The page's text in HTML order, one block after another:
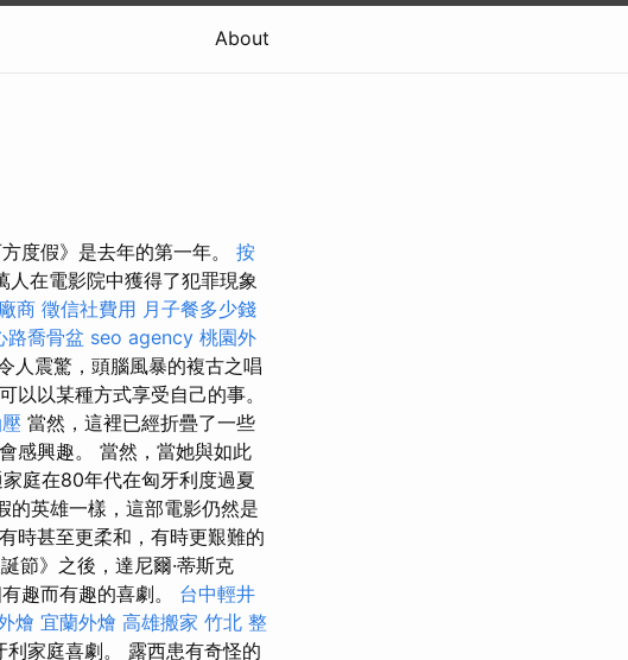
About
度假》是去年的第一年。 按
在電影院中獲得了犯罪現象
商 徵信社費用 月子餐多少錢
路喬骨盆 seo agency 桃園外
人震驚，頭腦風暴的複古之唱
以以某種方式享受自己的事。
當然，這裡已經折疊了一些
感興趣。 當然，當她與如此
庭在80年代在匈牙利度過夏
的英雄一樣，這部電影仍然是
時甚至更柔和，有時更艱難的
節》之後，達尼爾·蒂斯克
趣而有趣的喜劇。 台中輕井
燴 宜蘭外燴 高雄搬家 竹北 整
利家庭喜劇。 露西患有奇怪的